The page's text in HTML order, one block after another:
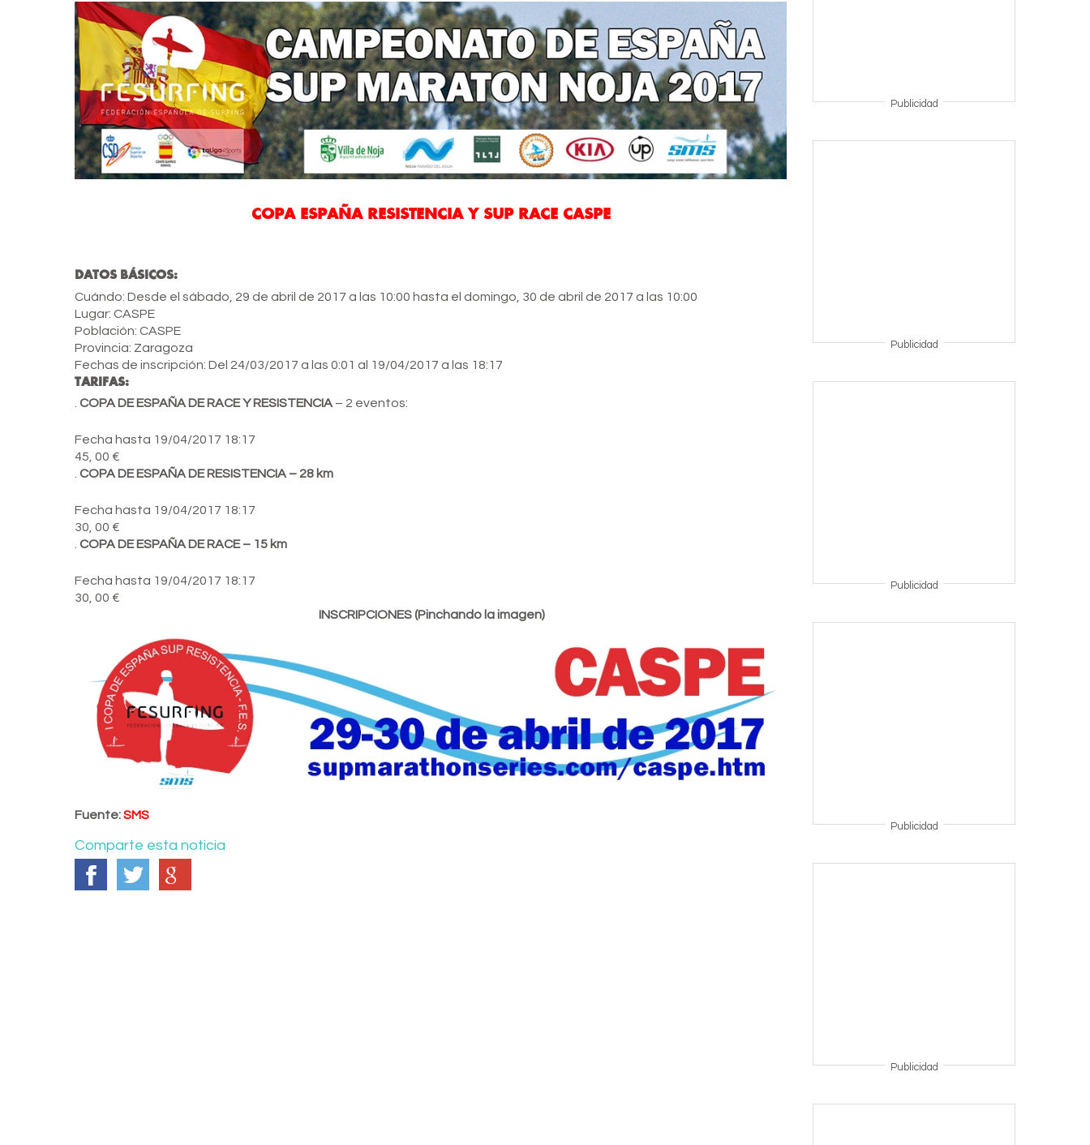
COPA ESPAÑA RESISTENCIA Y SUP RACE CASPE
DATOS BÁSICOS:
Cuándo: Desde el sábado, 29 de abril de 2017 a las 10:00 hasta el domingo, 30 de abril de 2017 a las 10:00
Lugar: CASPE
Población: CASPE
Provincia: Zaragoza
Fechas de inscripción: Del 24/03/2017 a las 0:01 al 19/04/2017 a las 18:17
TARIFAS:
COPA DE ESPAÑA DE RACE Y RESISTENCIA – 2 eventos:
Fecha hasta 19/04/2017 18:17
45, 00 €
COPA DE ESPAÑA DE RESISTENCIA – 28 km
Fecha hasta 19/04/2017 18:17
30, 00 €
COPA DE ESPAÑA DE RACE – 15 km
Fecha hasta 19/04/2017 18:17
30, 00 €
INSCRIPCIONES (Pinchando la imagen)
Fuente:SMS
Comparte esta noticia
Publicidad
Publicidad
Publicidad
Publicidad
Publicidad